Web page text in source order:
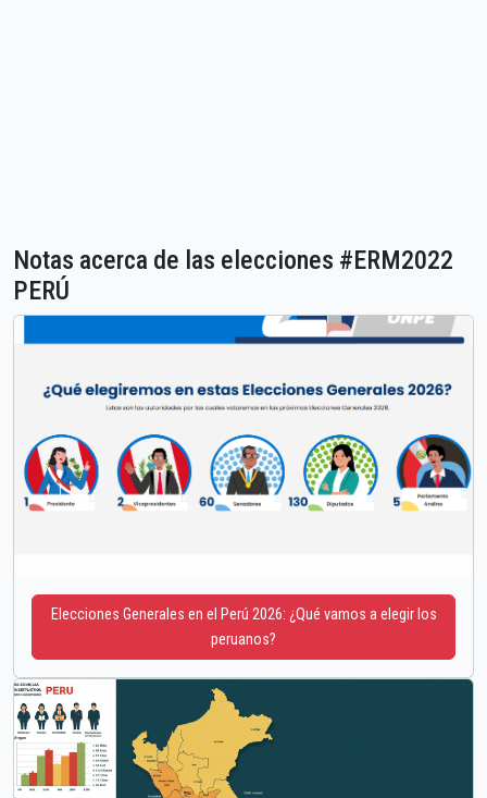
Notas acerca de las elecciones #ERM2022
PERÚ
Elecciones Generales en el Perú 2026: ¿Qué vamos a elegir los
peruanos?